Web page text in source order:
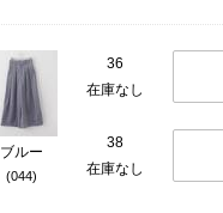
ブルー
(044)
36
在庫なし
38
在庫なし